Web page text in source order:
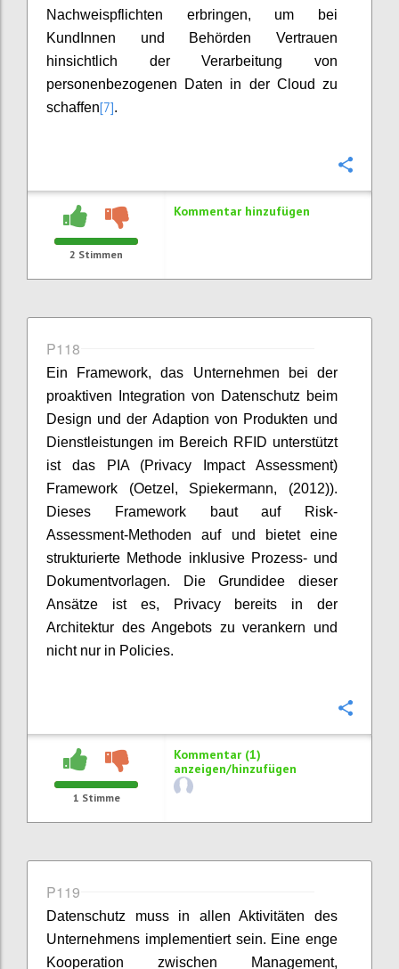
Nachweispflichten erbringen, um bei
KundInnen und Behörden Vertrauen
hinsichtlich der Verarbeitung von
personenbezogenen Daten in der Cloud zu
schaffen[7].
2 Stimmen
Kommentar hinzufügen
P118
Ein Framework, das Unternehmen bei der
proaktiven Integration von Datenschutz beim
Design und der Adaption von Produkten und
Dienstleistungen im Bereich RFID unterstützt
ist das PIA (Privacy Impact Assessment)
Framework (Oetzel, Spiekermann, (2012)).
Dieses Framework baut auf Risk-
Assessment-Methoden auf und bietet eine
strukturierte Methode inklusive Prozess- und
Dokumentvorlagen. Die Grundidee dieser
Ansätze ist es, Privacy bereits in der
Architektur des Angebots zu verankern und
nicht nur in Policies.
1 Stimme
Kommentar (1)
anzeigen/hinzufügen
P119
Datenschutz muss in allen Aktivitäten des
Unternehmens implementiert sein. Eine enge
Kooperation zwischen Management,